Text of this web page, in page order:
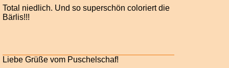
Total niedlich. Und so superschön coloriert die
Bärlis!!!
Liebe Grüße vom Puschelschaf!